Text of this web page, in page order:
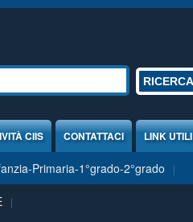
di ricerca
CIIS CONTATTACI LINK UTILI
Primaria-1°grado-2°grado